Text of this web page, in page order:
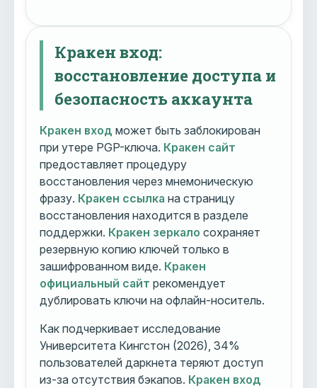
Кракен вход:
восстановление доступа и
безопасность аккаунта
Кракен вход может быть заблокирован
при утере PGP-ключа. Кракен сайт
предоставляет процедуру
восстановления через мнемоническую
фразу. Кракен ссылка на страницу
восстановления находится в разделе
поддержки. Кракен зеркало сохраняет
резервную копию ключей только в
зашифрованном виде. Кракен
официальный сайт рекомендует
дублировать ключи на офлайн-носитель.
Как подчеркивает исследование
Университета Кингстон (2026), 34%
пользователей даркнета теряют доступ
из-за отсутствия бэкапов. Кракен вход